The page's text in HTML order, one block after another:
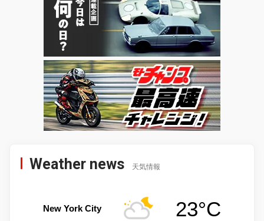
Weather news 天気情報
New York City 23°C